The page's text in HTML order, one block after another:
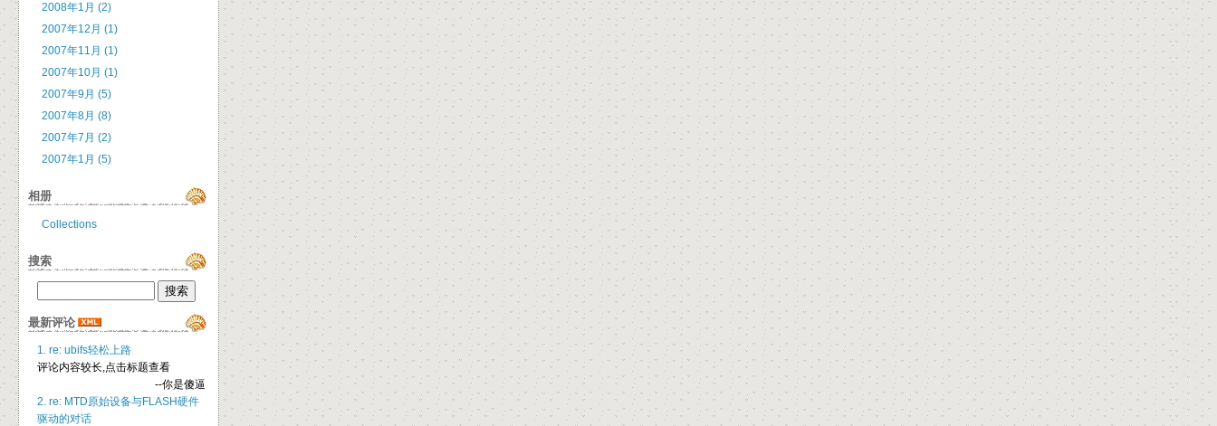
2008年1月 (2)
2007年12月 (1)
2007年11月 (1)
2007年10月 (1)
2007年9月 (5)
2007年8月 (8)
2007年7月 (2)
2007年1月 (5)
相册
Collections
搜索
最新评论
1. re: ubifs轻松上路
评论内容较长,点击标题查看
--你是傻逼
2. re: MTD原始设备与FLASH硬件
驱动的对话